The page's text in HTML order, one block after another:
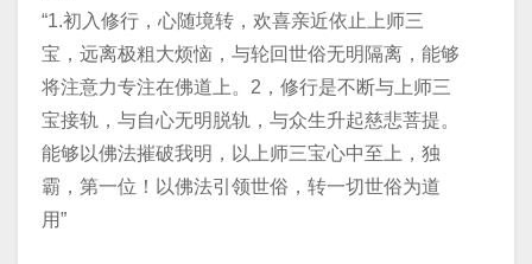
“1.初入修行，心随境转，欢喜亲近依止上师三
宝，远离极粗大烦恼，与轮回世俗无明隔离，能够
将注意力专注在佛道上。2，修行是不断与上师三
宝接轨，与自心无明脱轨，与众生升起慈悲菩提。
能够以佛法摧破我明，以上师三宝心中至上，独
霸，第一位！以佛法引领世俗，转一切世俗为道
用”